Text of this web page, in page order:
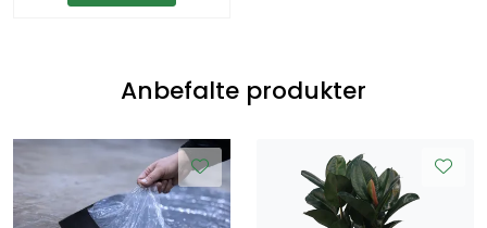
Anbefalte produkter